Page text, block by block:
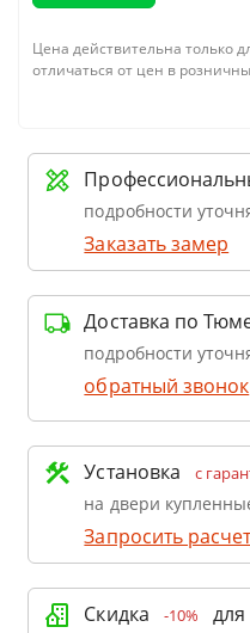
Цена действительна только
отличаться от цен в
подробности
Заказать замер
Доставка по
подробности
обратный звонок
Установка с
на двери
Запросить
Скидка -10%